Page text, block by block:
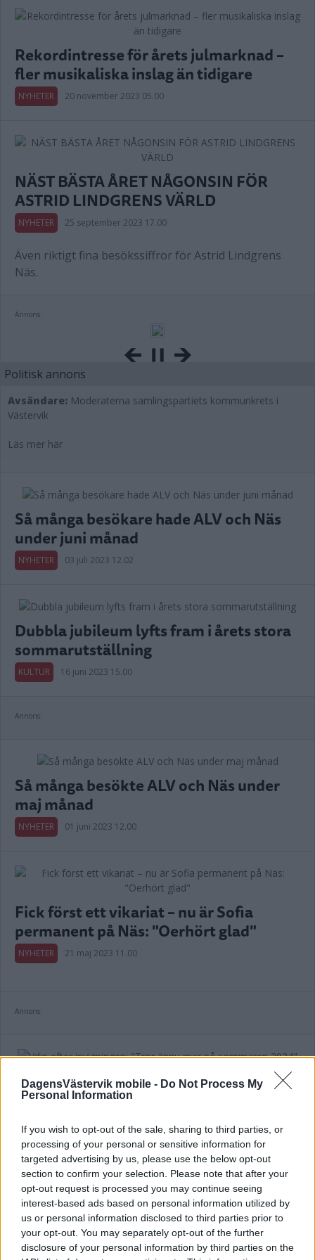
DagensVästervik mobile - Do Not Process My
Personal Information
If you wish to opt-out of the sale, sharing to third parties, or
processing of your personal or sensitive information for
targeted advertising by us, please use the below opt-out
section to confirm your selection. Please note that after your
opt-out request is processed you may continue seeing
interest-based ads based on personal information utilized by
us or personal information disclosed to third parties prior to
your opt-out. You may separately opt-out of the further
disclosure of your personal information by third parties on the
Rekordintresse för årets julmarknad –
fler musikaliska inslag än tidigare
NYHETER 20 november 2023 05.00
NÄST BÄSTA ÅRET NÅGONSIN FÖR
ASTRID LINDGRENS VÄRLD
NYHETER 25 september 2023 17.00
Även riktigt fina besökssiffror för Astrid Lindgrens
Näs.
Annons:
Politisk annons
Avsändare: Moderaterna samlingspartiets kommunkrets i
Västervik
Läs mer här
Så många besökare hade ALV och Näs
under juni månad
NYHETER 03 juli 2023 12.02
Dubbla jubileum lyfts fram i årets stora
sommarutställning
KULTUR 16 juni 2023 15.00
Annons:
Så många besökte ALV och Näs under
maj månad
NYHETER 01 juni 2023 12.00
Fick först ett vikariat – nu är Sofia
permanent på Näs: "Oerhört glad"
NYHETER 21 maj 2023 11.00
Annons:
Vd:n efter invigningen: "Tror ännu mer
på sommaren 2024"
Siw Malmkvist invigde utställningen –
se video på hennes nytolkning av Pippi
Långstrump